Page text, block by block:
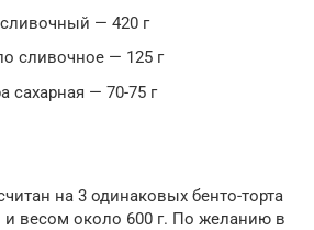
— 420 г
сливочное — 125 г
сахарная — 70-75 г
на 3 одинаковых бенто-торта
и весом около 600 г. По желанию в